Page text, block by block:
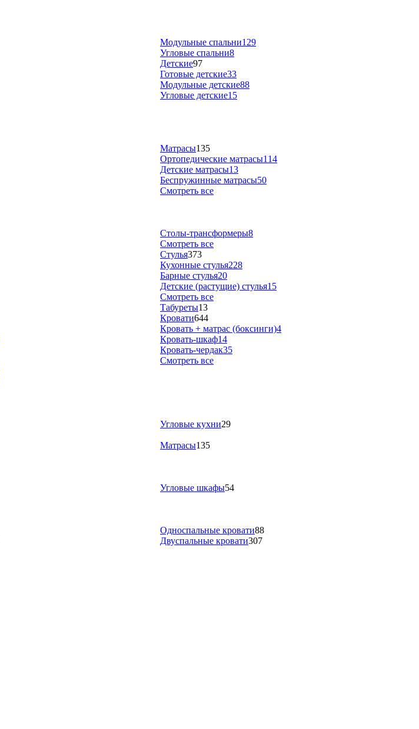
Модульные спальни129
Угловые спальни8
Детские97
Готовые детские33
Модульные детские88
Угловые детские15
Матрасы135
Ортопедические матрасы114
Детские матрасы13
Беспружинные матрасы50
Смотреть все
Столы-трансформеры8
Смотреть все
Стулья373
Кухонные стулья228
Барные стулья20
Детские (растущие) стулья15
Смотреть все
Табуреты13
Кровати644
Кровать + матрас (боксинги)4
Кровать-шкаф14
Кровать-чердак35
Смотреть все
Угловые кухни29
Матрасы135
Угловые шкафы54
Односпальные кровати88
Двуспальные кровати307